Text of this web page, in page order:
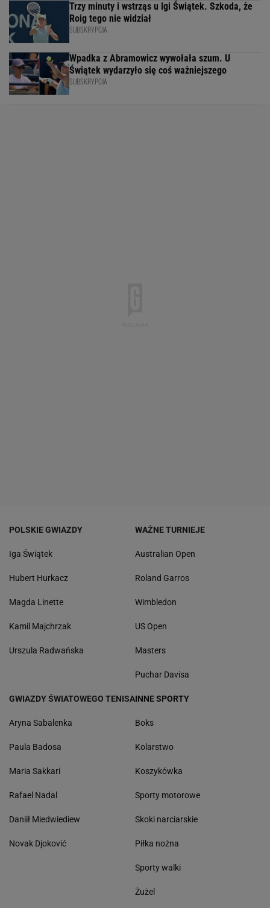
Trzy minuty i wstrząs u Igi Świątek. Szkoda, że
Roig tego nie widział
SUBSKRYPCJA
Wpadka z Abramowicz wywołała szum. U
Świątek wydarzyło się coś ważniejszego
SUBSKRYPCJA
POLSKIE GWIAZDY
Iga Świątek
Hubert Hurkacz
Magda Linette
Kamil Majchrzak
Urszula Radwańska
WAŻNE TURNIEJE
Australian Open
Roland Garros
Wimbledon
US Open
Masters
Puchar Davisa
GWIAZDY ŚWIATOWEGO TENISA
Aryna Sabalenka
Paula Badosa
Maria Sakkari
Rafael Nadal
Daniił Miedwiediew
Novak Djoković
INNE SPORTY
Boks
Kolarstwo
Koszykówka
Sporty motorowe
Skoki narciarskie
Piłka nożna
Sporty walki
Żużel